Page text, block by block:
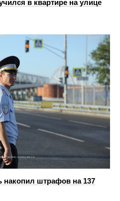
в квартире на улице
накопил штрафов на 137